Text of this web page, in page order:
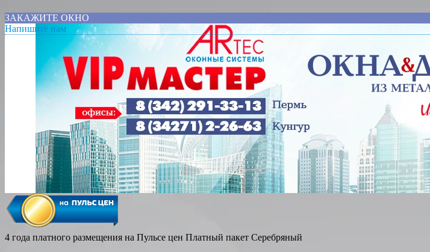
ЗАКАЖИТЕ ОКНО
Напишите нам
4 года платного размещения на Пульсе цен Платный пакет Серебряный